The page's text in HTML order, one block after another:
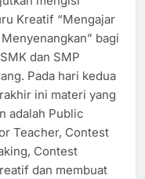
Kreatif “Mengajar
bagi
dan SMP
Pada hari kedua
ini materi yang
adalah Public
Teacher, Contest
Contest
dan membuat